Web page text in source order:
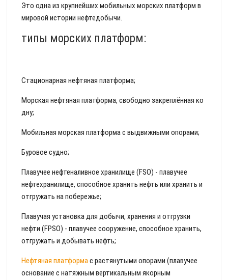
Это одна из крупнейших мобильных морских платформ в
мировой истории нефтедобычи.
типы морских платформ:
Стационарная нефтяная платформа;
Морская нефтяная платформа, свободно закреплённая ко
дну;
Мобильная морская платформа с выдвижными опорами;
Буровое судно;
Плавучее нефтеналивное хранилище (FSO) - плавучее
нефтехранилище, способное хранить нефть или хранить и
отгружать на побережье;
Плавучая установка для добычи, хранения и отгрузки
нефти (FPSO) - плавучее сооружение, способное хранить,
отгружать и добывать нефть;
Нефтяная платформас растянутыми опорами (плавучее
основание с натяжным вертикальным якорным